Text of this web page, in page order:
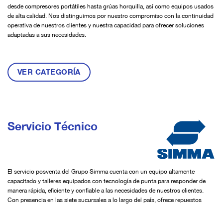
desde compresores portátiles hasta grúas horquilla, así como equipos usados
de alta calidad. Nos distinguimos por nuestro compromiso con la continuidad
operativa de nuestros clientes y nuestra capacidad para ofrecer soluciones
adaptadas a sus necesidades.
VER CATEGORÍA
Servicio Técnico
El servicio posventa del Grupo Simma cuenta con un equipo altamente
capacitado y talleres equipados con tecnología de punta para responder de
manera rápida, eficiente y confiable a las necesidades de nuestros clientes.
Con presencia en las siete sucursales a lo largo del país, ofrece repuestos